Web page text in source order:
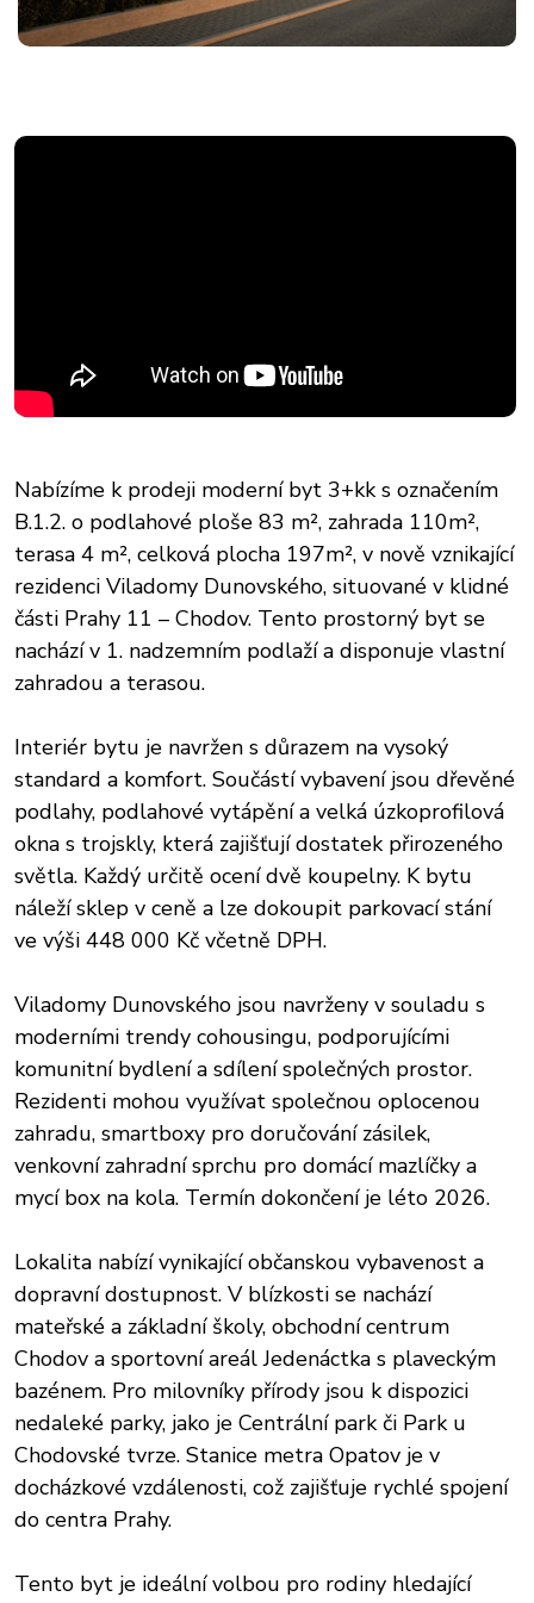
Nabízíme k prodeji moderní byt 3+kk s označením
B.1.2. o podlahové ploše 83 m², zahrada 110m²,
terasa 4 m², celková plocha 197m², v nově vznikající
rezidenci Viladomy Dunovského, situované v klidné
části Prahy 11 – Chodov. Tento prostorný byt se
nachází v 1. nadzemním podlaží a disponuje vlastní
zahradou a terasou.
Interiér bytu je navržen s důrazem na vysoký
standard a komfort. Součástí vybavení jsou dřevěné
podlahy, podlahové vytápění a velká úzkoprofilová
okna s trojskly, která zajišťují dostatek přirozeného
světla. Každý určitě ocení dvě koupelny. K bytu
náleží sklep v ceně a lze dokoupit parkovací stání
ve výši 448 000 Kč včetně DPH.
Viladomy Dunovského jsou navrženy v souladu s
moderními trendy cohousingu, podporujícími
komunitní bydlení a sdílení společných prostor.
Rezidenti mohou využívat společnou oplocenou
zahradu, smartboxy pro doručování zásilek,
venkovní zahradní sprchu pro domácí mazlíčky a
mycí box na kola. Termín dokončení je léto 2026.
Lokalita nabízí vynikající občanskou vybavenost a
dopravní dostupnost. V blízkosti se nachází
mateřské a základní školy, obchodní centrum
Chodov a sportovní areál Jedenáctka s plaveckým
bazénem. Pro milovníky přírody jsou k dispozici
nedaleké parky, jako je Centrální park či Park u
Chodovské tvrze. Stanice metra Opatov je v
docházkové vzdálenosti, což zajišťuje rychlé spojení
do centra Prahy.
Tento byt je ideální volbou pro rodiny hledající